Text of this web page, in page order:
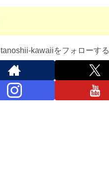
tanoshii-kawaiiをフォローする